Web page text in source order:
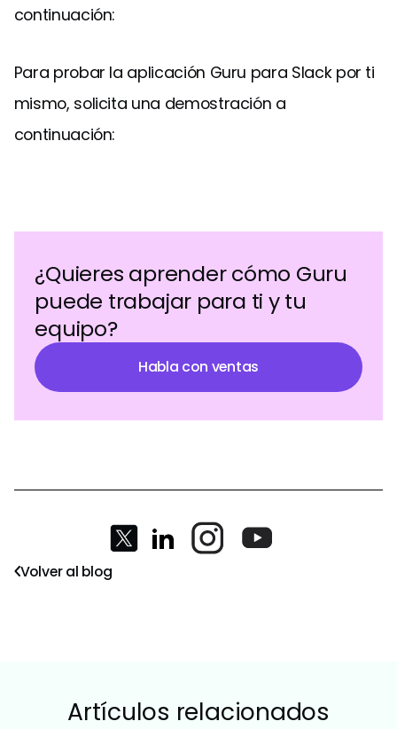
continuación:
Para probar la aplicación Guru para Slack por ti
mismo, solicita una demostración a
continuación:
¿Quieres aprender cómo Guru
puede trabajar para ti y tu
equipo?
Habla con ventas
Volver al blog
Artículos relacionados